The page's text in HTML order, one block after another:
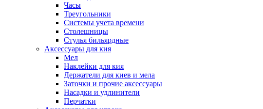
Часы
Треугольники
Системы учета времени
Столешницы
Стулья бильярдные
Аксессуары для кия
Мел
Наклейки для кия
Держатели для киев и мела
Заточки и прочие аксессуары
Насадки и удлинители
Перчатки